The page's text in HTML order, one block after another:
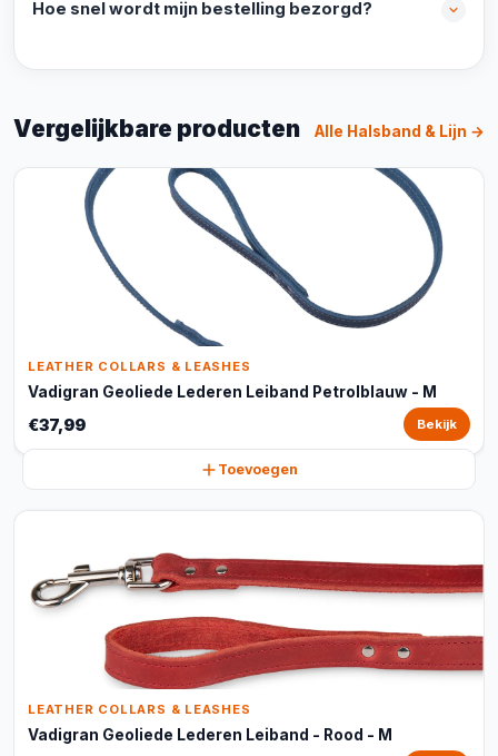
Hoe snel wordt mijn bestelling bezorgd?
Vergelijkbare producten Alle Halsband & Lijn →
LEATHER COLLARS & LEASHES
Vadigran Geoliede Lederen Leiband Petrolblauw - M
€37,99 Bekijk
Toevoegen
LEATHER COLLARS & LEASHES
Vadigran Geoliede Lederen Leiband - Rood - M